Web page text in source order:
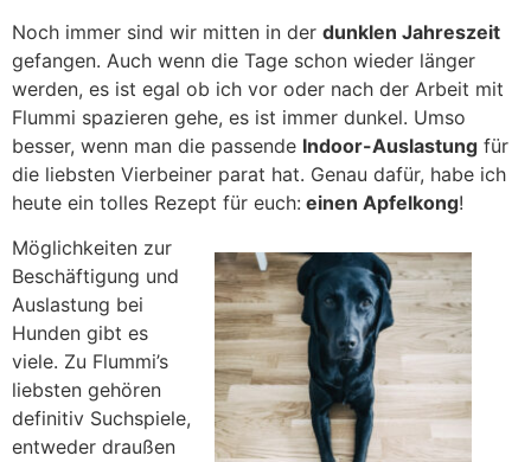
Noch immer sind wir mitten in der dunklen Jahreszeit
gefangen. Auch wenn die Tage schon wieder länger
werden, es ist egal ob ich vor oder nach der Arbeit mit
Flummi spazieren gehe, es ist immer dunkel. Umso
besser, wenn man die passende Indoor-Auslastung für
die liebsten Vierbeiner parat hat. Genau dafür, habe ich
heute ein tolles Rezept für euch: einen Apfelkong!
Möglichkeiten zur
Beschäftigung und
Auslastung bei
Hunden gibt es
viele. Zu Flummi’s
liebsten gehören
definitiv Suchspiele,
entweder draußen